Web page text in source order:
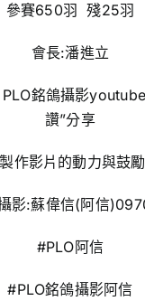
參賽650羽 殘25羽
會長:潘進立
銘鴿攝影
讚”分享
作影片的動力與鼓
影:蘇偉信(阿信
#PLO阿信
#PLO銘鴿攝影阿信